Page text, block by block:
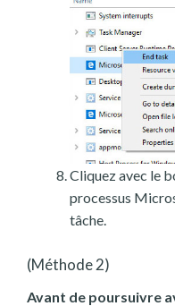
Cliquez avec le
processus
tâche.
(Méthode 2)
Avant de poursuivre